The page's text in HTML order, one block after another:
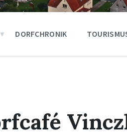
DORFCHRONIK